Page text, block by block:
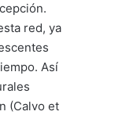
red, ya
Así
(Calvo et